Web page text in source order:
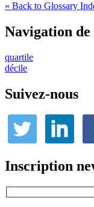
« Back to Glossary
Navigation
quartile
décile
Suivez-nous
Inscription